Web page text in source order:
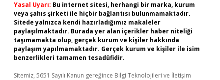
Yasal Uyarı: Bu internet sitesi, herhangi bir marka, kurum
veya şahıs şirketi ile hiçbir bağlantısı bulunmamaktadır.
Sitede yalnızca kendi hazırladığımız makaleler
paylaşılmaktadır. Burada yer alan içerikler haber niteliği
taşımamakta olup, gerçek kurum ve kişiler hakkında
paylaşım yapılmamaktadır. Gerçek kurum ve kişiler ile isim
benzerlikleri tamamen tesadüfidir.
Sitemiz, 5651 Sayılı Kanun gereğince Bilgi Teknolojileri ve İletişim